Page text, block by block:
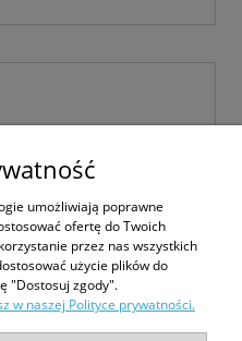
wyślij
umożliwiają poprawne
ofertę do Twoich
przez nas wszystkich
użycie plików do
"Dostosuj zgody".
w naszej Polityce prywatności.